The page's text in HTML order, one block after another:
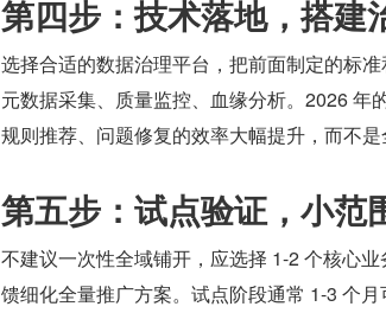
第四步：技术落地，搭建
选择合适的数据治理平台，把前面制定的标
元数据采集、质量监控、血缘分析。2026 年
规则推荐、问题修复的效率大幅提升，而不是
第五步：试点验证，小范
不建议一次性全域铺开，应选择 1-2 个核心
馈细化全量推广方案。试点阶段通常 1-3 个月